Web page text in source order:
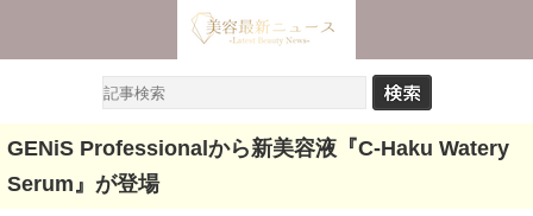
GENiS Professionalから新美容液『C-Haku Watery
Serum』が登場